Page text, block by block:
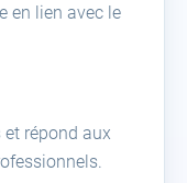
en lien avec le
répond aux